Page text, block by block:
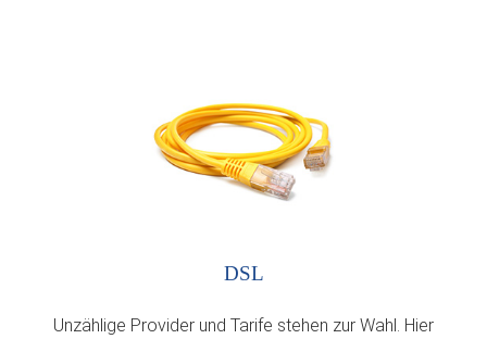
DSL
Unzählige Provider und Tarife stehen zur Wahl. Hier